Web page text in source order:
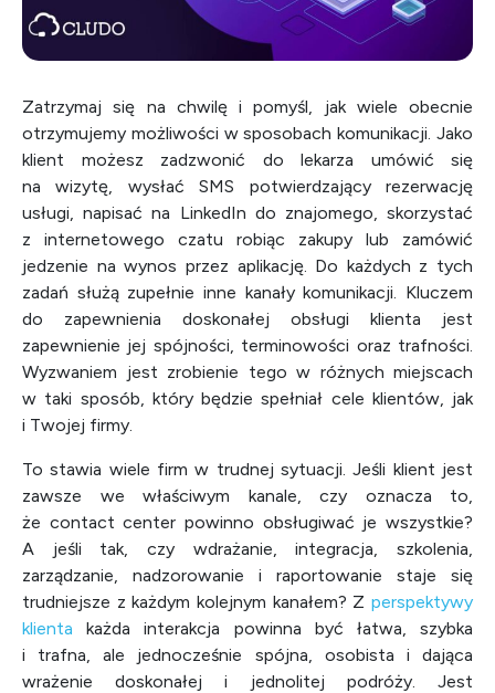
Zatrzymaj się na chwilę i pomyśl, jak wiele obecnie
otrzymujemy możliwości w sposobach komunikacji. Jako
klient możesz zadzwonić do lekarza umówić się
na wizytę, wysłać SMS potwierdzający rezerwację
usługi, napisać na LinkedIn do znajomego, skorzystać
z internetowego czatu robiąc zakupy lub zamówić
jedzenie na wynos przez aplikację. Do każdych z tych
zadań służą zupełnie inne kanały komunikacji. Kluczem
do zapewnienia doskonałej obsługi klienta jest
zapewnienie jej spójności, terminowości oraz trafności.
Wyzwaniem jest zrobienie tego w różnych miejscach
w taki sposób, który będzie spełniał cele klientów, jak
i Twojej firmy.
To stawia wiele firm w trudnej sytuacji. Jeśli klient jest
zawsze we właściwym kanale, czy oznacza to,
że contact center powinno obsługiwać je wszystkie?
A jeśli tak, czy wdrażanie, integracja, szkolenia,
zarządzanie, nadzorowanie i raportowanie staje się
trudniejsze z każdym kolejnym kanałem? Z perspektywy
klienta każda interakcja powinna być łatwa, szybka
i trafna, ale jednocześnie spójna, osobista i dająca
wrażenie doskonałej i jednolitej podróży. Jest